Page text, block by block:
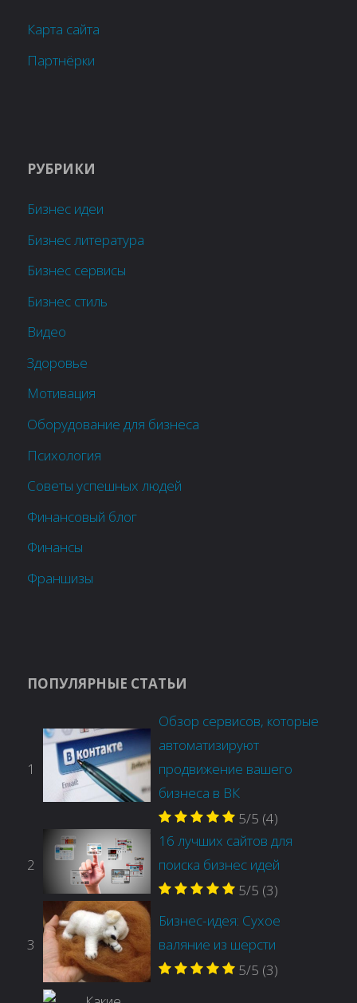
Карта сайта
Партнёрки
РУБРИКИ
Бизнес идеи
Бизнес литература
Бизнес сервисы
Бизнес стиль
Видео
Здоровье
Мотивация
Оборудование для бизнеса
Психология
Советы успешных людей
Финансовый блог
Финансы
Франшизы
ПОПУЛЯРНЫЕ СТАТЬИ
1
Обзор сервисов, которые
автоматизируют
продвижение вашего
бизнеса в ВК
5/5 (4)
2
16 лучших сайтов для
поиска бизнес идей
5/5 (3)
3
Бизнес-идея: Сухое
валяние из шерсти
5/5 (3)